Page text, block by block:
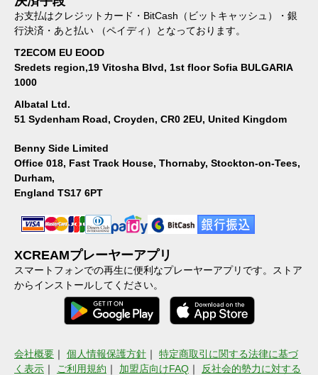
お支払はクレジットカード・BitCash（ビットキャッシュ）・銀
行決済・あと払い （ペイディ）となっております。
T2ECOM EU EOOD
Sredets region,19 Vitosha Blvd, 1st floor Sofia BULGARIA
1000
Albatal Ltd.
51 Sydenham Road, Croyden, CR0 2EU, United Kingdom
Benny Side Limited
Office 018, Fast Track House, Thornaby, Stockton-on-Tees,
Durham,
England TS17 6PT
XCREAMプレーヤーアプリ
スマートフォンでの再生に便利なプレーヤーアプリです。ストア
からインストールしてください。
会社概要 ｜ 個人情報保護方針 ｜ 特定商取引に関する法律に基づ
く表示 ｜ ご利用規約 ｜ 加盟店向けFAQ ｜ 反社会的勢力に対する